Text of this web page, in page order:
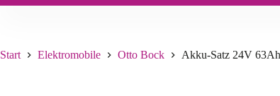
Start Elektromobile Otto Bock Akku-Satz 24V